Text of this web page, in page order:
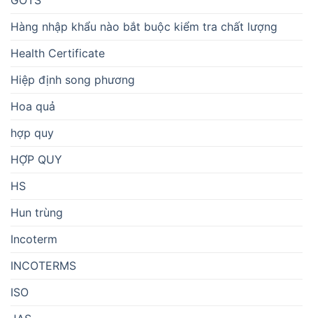
Hàng nhập khẩu nào bắt buộc kiểm tra chất lượng
Health Certificate
Hiệp định song phương
Hoa quả
hợp quy
HỢP QUY
HS
Hun trùng
Incoterm
INCOTERMS
ISO